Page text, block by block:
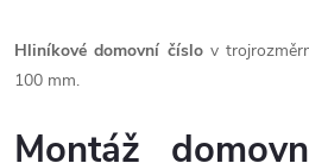
Hliníkové domovní číslov
100 mm.
Montáž